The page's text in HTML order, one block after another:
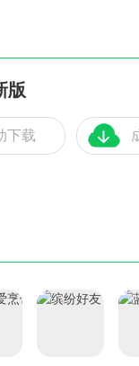
版
下载